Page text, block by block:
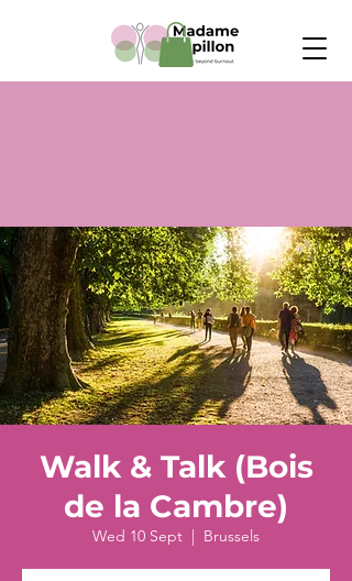
Walk & Talk (Bois
de la Cambre)
Wed 10 Sept
  |
Brussels